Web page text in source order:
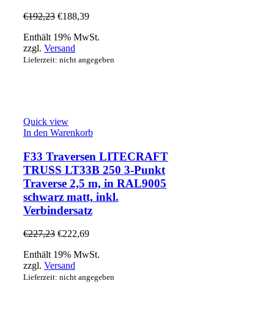
€192,23 €188,39
Enthält 19% MwSt.
zzgl. Versand
Lieferzeit: nicht angegeben
Quick view
In den Warenkorb
F33 Traversen LITECRAFT
TRUSS LT33B 250 3-Punkt
Traverse 2,5 m, in RAL9005
schwarz matt, inkl.
Verbindersatz
€227,23 €222,69
Enthält 19% MwSt.
zzgl. Versand
Lieferzeit: nicht angegeben